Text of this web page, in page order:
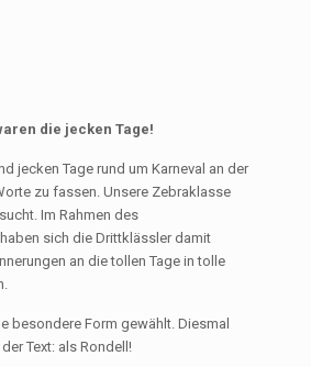
die jecken Tage!
jecken Tage rund um Karneval an der
zu fassen. Unsere Zebraklasse
Im Rahmen des
sich die Drittklässler damit
an die tollen Tage in tolle
besondere Form gewählt. Diesmal
Text: als Rondell!